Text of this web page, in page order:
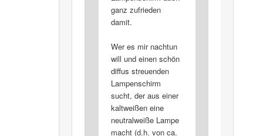
ganz zufrieden
damit.
Wer es mir nachtun
will und einen schön
diffus streuenden
Lampenschirm
sucht, der aus einer
kaltweißen eine
neutralweiße Lampe
macht (d.h. von ca.